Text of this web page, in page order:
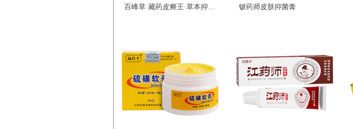
百峰草·藏药皮癣王·草本抑菌乳膏 铍药师皮肤抑菌膏